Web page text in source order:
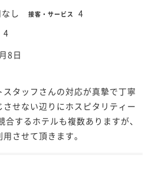
し 接客・サービス 4
4
8日
タッフさんの対応が真摯で丁寧
せない辺りにホスピタリティー
するホテルも複数ありますが、
させて頂きます。